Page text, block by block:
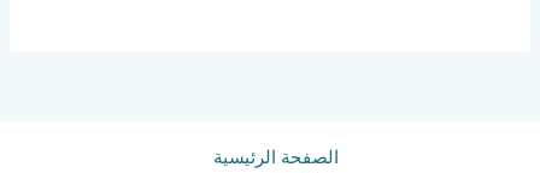
الصفحة الرئيسية